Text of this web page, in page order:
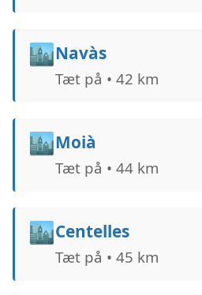
🏙️Navàs
Tæt på • 42 km
🏙️Moià
Tæt på • 44 km
🏙️Centelles
Tæt på • 45 km